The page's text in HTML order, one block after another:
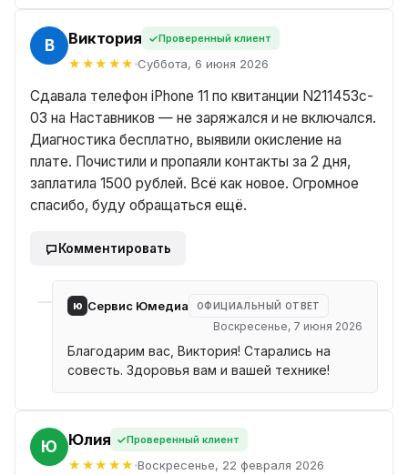
Виктория Проверенный клиент
Суббота, 6 июня 2026
Сдавала телефон iPhone 11 по квитанции N211453c-
03 на Наставников — не заряжался и не включался.
Диагностика бесплатно, выявили окисление на
плате. Почистили и пропаяли контакты за 2 дня,
заплатила 1500 рублей. Всё как новое. Огромное
спасибо, буду обращаться ещё.
Комментировать
ю Сервис Юмедиа ОФИЦИАЛЬНЫЙ ОТВЕТ
Воскресенье, 7 июня 2026
Благодарим вас, Виктория! Старались на
совесть. Здоровья вам и вашей технике!
Юлия Проверенный клиент
Воскресенье, 22 февраля 2026